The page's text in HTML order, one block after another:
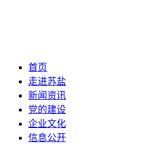
首页
走进苏盐
新闻资讯
党的建设
企业文化
信息公开